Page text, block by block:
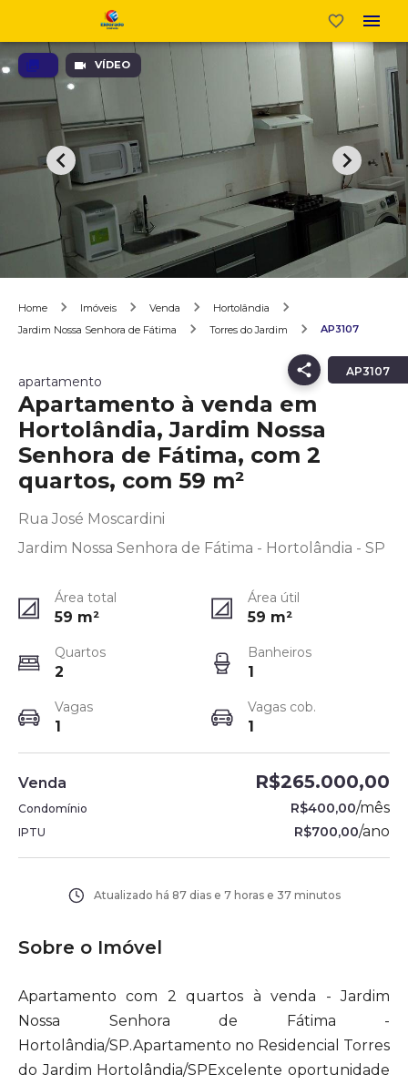
VÍDEO
Home Imóveis Venda
Hortolândia
Jardim Nossa Senhora de Fátima
Torres do Jardim AP3107
AP3107
apartamento
Apartamento à venda em
Hortolândia, Jardim Nossa
Senhora de Fátima, com 2
quartos, com 59 m²
Rua José Moscardini
Jardim Nossa Senhora de Fátima - Hortolândia - SP
Área total
59 m²
Área útil
59 m²
Quartos
2
Banheiros
1
Vagas
1
Vagas cob.
1
Venda R$265.000,00
Condomínio R$400,00/mês
IPTU R$700,00/ano
Atualizado há 87 dias e 7 horas e 37 minutos
Sobre o Imóvel
Apartamento com 2 quartos à venda - Jardim
Nossa Senhora de Fátima -
Hortolândia/SP.Apartamento no Residencial Torres
do Jardim Hortolândia/SPExcelente oportunidade